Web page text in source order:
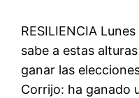
RESILIENCIA
sabe a estas
ganar las
Corrijo: ha ganado